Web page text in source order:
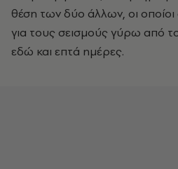
θέση των δύο άλλων, οι
για τους σεισμούς γύρω από
εδώ και επτά ημέρες.